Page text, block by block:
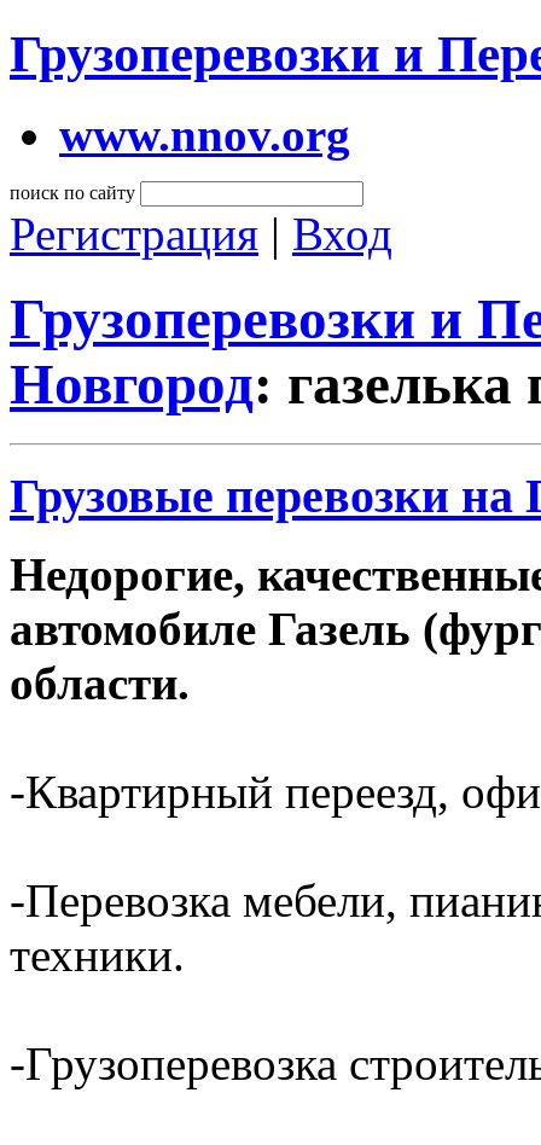
Грузоперевозки и
www.nnov.org
поиск по сайту
Регистрация | Вход
Грузоперевозки и
Новгород: газелька
Грузовые перевозки
Недорогие,
автомобиле Газель
области.
-Квартирный переезд,
-Перевозка мебели,
техники.
-Грузоперевозка